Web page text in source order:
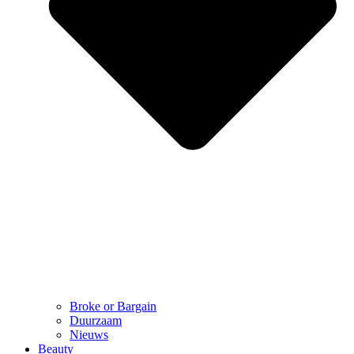
Broke or Bargain
Duurzaam
Nieuws
Beauty